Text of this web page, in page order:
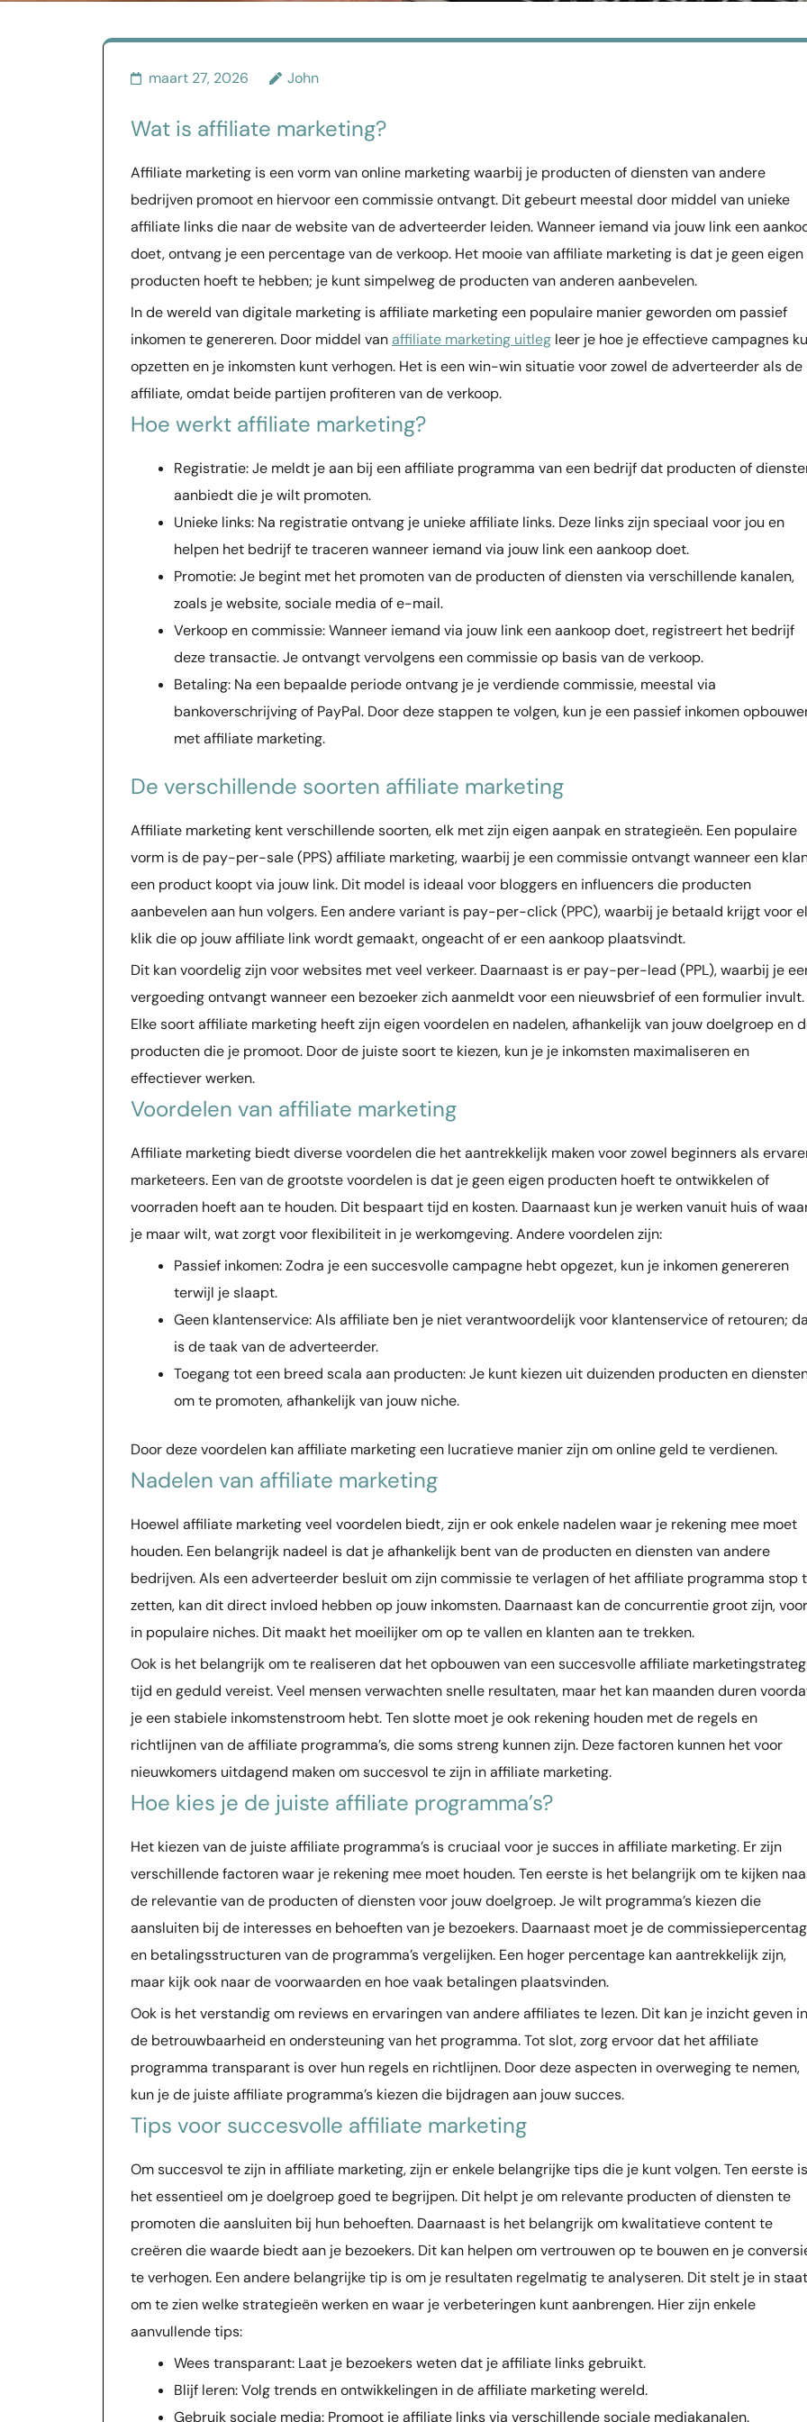
maart 27, 2026 John
Wat is affiliate marketing?
Affiliate marketing is een vorm van online marketing waarbij je producten of diensten van andere
bedrijven promoot en hiervoor een commissie ontvangt. Dit gebeurt meestal door middel van unieke
affiliate links die naar de website van de adverteerder leiden. Wanneer iemand via jouw link een
doet, ontvang je een percentage van de verkoop. Het mooie van affiliate marketing is dat je geen eigen
producten hoeft te hebben; je kunt simpelweg de producten van anderen aanbevelen.
In de wereld van digitale marketing is affiliate marketing een populaire manier geworden om passief
inkomen te genereren. Door middel vanaffiliate marketing uitleg leer je hoe je effectieve campagnes
opzetten en je inkomsten kunt verhogen. Het is een win-win situatie voor zowel de adverteerder als de
affiliate, omdat beide partijen profiteren van de verkoop.
Hoe werkt affiliate marketing?
Registratie: Je meldt je aan bij een affiliate programma van een bedrijf dat producten of
aanbiedt die je wilt promoten.
Unieke links: Na registratie ontvang je unieke affiliate links. Deze links zijn speciaal voor jou en
helpen het bedrijf te traceren wanneer iemand via jouw link een aankoop doet.
Promotie: Je begint met het promoten van de producten of diensten via verschillende kanalen,
zoals je website, sociale media of e-mail.
Verkoop en commissie: Wanneer iemand via jouw link een aankoop doet, registreert het bedrijf
deze transactie. Je ontvangt vervolgens een commissie op basis van de verkoop.
Betaling: Na een bepaalde periode ontvang je je verdiende commissie, meestal via
bankoverschrijving of PayPal. Door deze stappen te volgen, kun je een passief inkomen
met affiliate marketing.
De verschillende soorten affiliate marketing
Affiliate marketing kent verschillende soorten, elk met zijn eigen aanpak en strategieën. Een populaire
vorm is de pay-per-sale (PPS) affiliate marketing, waarbij je een commissie ontvangt wanneer een
een product koopt via jouw link. Dit model is ideaal voor bloggers en influencers die producten
aanbevelen aan hun volgers. Een andere variant is pay-per-click (PPC), waarbij je betaald krijgt voor
klik die op jouw affiliate link wordt gemaakt, ongeacht of er een aankoop plaatsvindt.
Dit kan voordelig zijn voor websites met veel verkeer. Daarnaast is er pay-per-lead (PPL), waarbij je
vergoeding ontvangt wanneer een bezoeker zich aanmeldt voor een nieuwsbrief of een formulier invult.
Elke soort affiliate marketing heeft zijn eigen voordelen en nadelen, afhankelijk van jouw doelgroep en
producten die je promoot. Door de juiste soort te kiezen, kun je je inkomsten maximaliseren en
effectiever werken.
Voordelen van affiliate marketing
Affiliate marketing biedt diverse voordelen die het aantrekkelijk maken voor zowel beginners als
marketeers. Een van de grootste voordelen is dat je geen eigen producten hoeft te ontwikkelen of
voorraden hoeft aan te houden. Dit bespaart tijd en kosten. Daarnaast kun je werken vanuit huis of
je maar wilt, wat zorgt voor flexibiliteit in je werkomgeving. Andere voordelen zijn:
Passief inkomen: Zodra je een succesvolle campagne hebt opgezet, kun je inkomen genereren
terwijl je slaapt.
Geen klantenservice: Als affiliate ben je niet verantwoordelijk voor klantenservice of retouren;
is de taak van de adverteerder.
Toegang tot een breed scala aan producten: Je kunt kiezen uit duizenden producten en
om te promoten, afhankelijk van jouw niche.
Door deze voordelen kan affiliate marketing een lucratieve manier zijn om online geld te verdienen.
Nadelen van affiliate marketing
Hoewel affiliate marketing veel voordelen biedt, zijn er ook enkele nadelen waar je rekening mee moet
houden. Een belangrijk nadeel is dat je afhankelijk bent van de producten en diensten van andere
bedrijven. Als een adverteerder besluit om zijn commissie te verlagen of het affiliate programma stop
zetten, kan dit direct invloed hebben op jouw inkomsten. Daarnaast kan de concurrentie groot zijn,
in populaire niches. Dit maakt het moeilijker om op te vallen en klanten aan te trekken.
Ook is het belangrijk om te realiseren dat het opbouwen van een succesvolle affiliate
tijd en geduld vereist. Veel mensen verwachten snelle resultaten, maar het kan maanden duren
je een stabiele inkomstenstroom hebt. Ten slotte moet je ook rekening houden met de regels en
richtlijnen van de affiliate programma’s, die soms streng kunnen zijn. Deze factoren kunnen het voor
nieuwkomers uitdagend maken om succesvol te zijn in affiliate marketing.
Hoe kies je de juiste affiliate programma’s?
Het kiezen van de juiste affiliate programma’s is cruciaal voor je succes in affiliate marketing. Er zijn
verschillende factoren waar je rekening mee moet houden. Ten eerste is het belangrijk om te kijken
de relevantie van de producten of diensten voor jouw doelgroep. Je wilt programma’s kiezen die
aansluiten bij de interesses en behoeften van je bezoekers. Daarnaast moet je de
en betalingsstructuren van de programma’s vergelijken. Een hoger percentage kan aantrekkelijk zijn,
maar kijk ook naar de voorwaarden en hoe vaak betalingen plaatsvinden.
Ook is het verstandig om reviews en ervaringen van andere affiliates te lezen. Dit kan je inzicht geven in
de betrouwbaarheid en ondersteuning van het programma. Tot slot, zorg ervoor dat het affiliate
programma transparant is over hun regels en richtlijnen. Door deze aspecten in overweging te nemen,
kun je de juiste affiliate programma’s kiezen die bijdragen aan jouw succes.
Tips voor succesvolle affiliate marketing
Om succesvol te zijn in affiliate marketing, zijn er enkele belangrijke tips die je kunt volgen. Ten eerste is
het essentieel om je doelgroep goed te begrijpen. Dit helpt je om relevante producten of diensten te
promoten die aansluiten bij hun behoeften. Daarnaast is het belangrijk om kwalitatieve content te
creëren die waarde biedt aan je bezoekers. Dit kan helpen om vertrouwen op te bouwen en je
te verhogen. Een andere belangrijke tip is om je resultaten regelmatig te analyseren. Dit stelt je in staat
om te zien welke strategieën werken en waar je verbeteringen kunt aanbrengen. Hier zijn enkele
aanvullende tips:
Wees transparant: Laat je bezoekers weten dat je affiliate links gebruikt.
Blijf leren: Volg trends en ontwikkelingen in de affiliate marketing wereld.
Gebruik sociale media: Promoot je affiliate links via verschillende sociale mediakanalen.